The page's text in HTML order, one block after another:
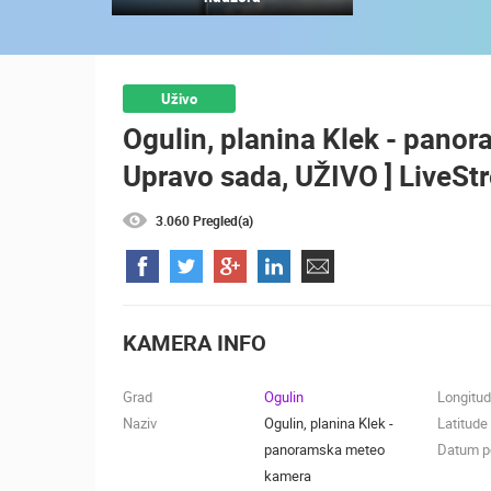
NAJBOLJE S WEBA GRADOVI I MJESTA
TRANSPORT I PROMET ZNAMENITOSTI
Uživo
Ogulin, planina Klek -
Upravo sada, UŽIVO ]
3.060 Pregled(a)
KAMERA INFO
Grad
Ogulin
Naziv
Ogulin, planina Klek -
panoramska meteo
kamera
Latitude
Datum